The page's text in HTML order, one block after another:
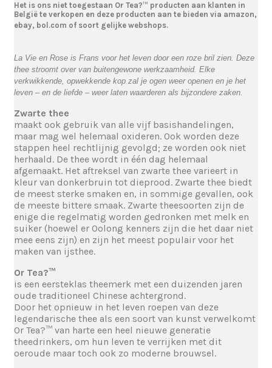
Het is ons niet toegestaan Or Tea?™ producten aan klanten in
België te verkopen en deze producten aan te bieden via amazon,
ebay, bol.com of soort gelijke webshops.
La Vie en Rose is Frans voor het leven door een roze bril zien. Deze
thee stroomt over van buitengewone werkzaamheid. Elke
verkwikkende, opwekkende kop zal je ogen weer openen en je het
leven – en de liefde – weer laten waarderen als bijzondere zaken.
Zwarte thee
maakt ook gebruik van alle vijf basishandelingen,
maar mag wel helemaal oxideren. Ook worden deze
stappen heel rechtlijnig gevolgd; ze worden ook niet
herhaald. De thee wordt in één dag helemaal
afgemaakt. Het aftreksel van zwarte thee varieert in
kleur van donkerbruin tot dieprood. Zwarte thee biedt
de meest sterke smaken en, in sommige gevallen, ook
de meeste bittere smaak. Zwarte theesoorten zijn de
enige die regelmatig worden gedronken met melk en
suiker (hoewel er Oolong kenners zijn die het daar niet
mee eens zijn) en zijn het meest populair voor het
maken van ijsthee.
Or Tea?™
is een eersteklas theemerk met een duizenden jaren
oude traditioneel Chinese achtergrond.
Door het opnieuw in het leven roepen van deze
legendarische thee als een soort van kunst verwelkomt
Or Tea?™ van harte een heel nieuwe generatie
theedrinkers, om hun leven te verrijken met dit
oeroude maar toch ook zo moderne brouwsel.